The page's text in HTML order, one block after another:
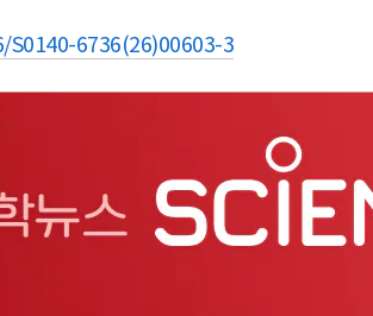
6736(26)00603-3